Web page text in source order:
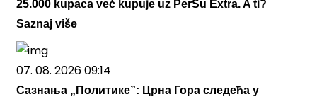
25.000 kupaca već kupuje uz PerSu Extra. A ti?
Saznaj više
07. 08. 2026 09:14
Сазнања „Политике”: Црна Гора следећа у